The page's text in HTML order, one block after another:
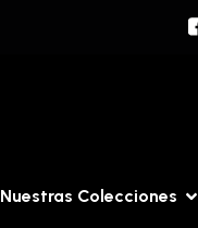
Nuestras Colecciones